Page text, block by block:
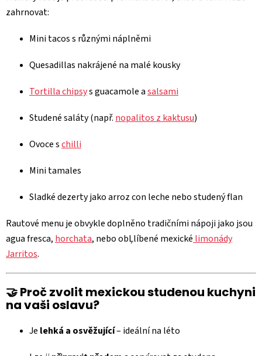
zahrnovat:
Mini tacos s různými náplněmi
Quesadillas nakrájené na malé kousky
Tortilla chipsys guacamole asalsami
Studené saláty (např. nopalitos z kaktusu)
Ovoce schilli
Mini tamales
Sladké dezerty jako arroz con leche nebo studený flan
Rautové menu je obvykle doplněno tradičními nápoji jako jsou
agua fresca, horchata, nebo obĻlíbené mexické limonády
Jarritos.
🤝 Proč zvolit mexickou studenou kuchyni
na vaši oslavu?
Je lehká a osvěžující– ideální na léto